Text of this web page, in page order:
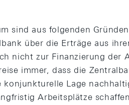
sind aus folgenden
über die Erträge aus
nicht zur Finanzierung der
immer, dass die
Lage
Arbeitsplätze